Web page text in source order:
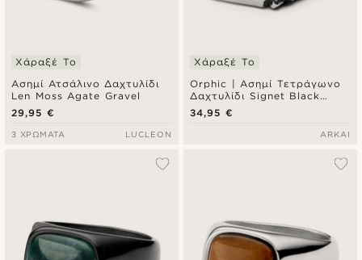
Ασημί Ατσάλινο Δαχτυλίδι
Len Moss Agate Gravel
Χάραξέ Το
29,95 €
3 ΧΡΏΜΑΤΑ LUCLEON
Orphic | Ασημί Τετράγωνο
Δαχτυλίδι Signet Black
Zirconia Volcanic
Χάραξέ Το
34,95 €
ARKAI